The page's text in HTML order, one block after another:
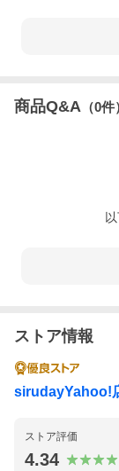
商品Q&A （0件
ストア情報
sirudayYahoo!
ストア評価
4.34